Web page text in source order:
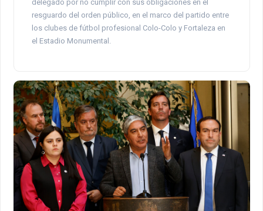
delegado por no cumplir con sus obligaciones en el
resguardo del orden público, en el marco del partido entre
los clubes de fútbol profesional Colo-Colo y Fortaleza en
el Estadio Monumental.